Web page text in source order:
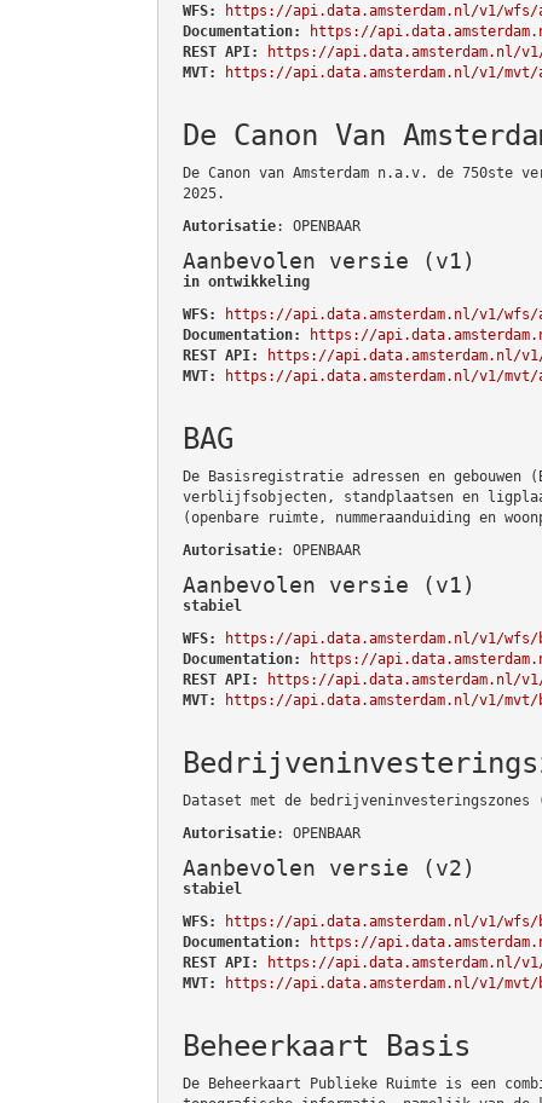
WFS:
https://api.data.amsterdam.nl/v1/
Documentation:
https://
REST API:
https://api.data.amsterdam.nl/
MVT:
https://api.data.amsterdam.nl/v1/
De Canon Van
De Canon van Amsterdam n.a.v. de 750ste
2025.
Autorisatie: OPENBAAR
Aanbevolen versie (v1)
in ontwikkeling
WFS:
https://api.data.amsterdam.nl/v1/wfs/
Documentation:
https://
REST API:
https://api.data.amsterdam.nl/v1/
MVT:
https://api.data.amsterdam.nl/v1/mvt/
BAG
De Basisregistratie adressen en gebouwen
verblijfsobjecten, standplaatsen en
(openbare ruimte, nummeraanduiding en
Autorisatie: OPENBAAR
Aanbevolen versie (v1)
stabiel
WFS:
https://api.data.amsterdam.nl/v1/wfs/
Documentation:
https://
REST API:
https://api.data.amsterdam.nl/
MVT:
https://api.data.amsterdam.nl/v1/mvt/
Dataset met de bedrijveninvesteringszones
Autorisatie: OPENBAAR
Aanbevolen versie (v2)
stabiel
WFS:
https://api.data.amsterdam.nl/v1/wfs/
Documentation:
https://
REST API:
https://api.data.amsterdam.nl/
MVT:
https://api.data.amsterdam.nl/v1/
Beheerkaart Basis
De Beheerkaart Publieke Ruimte is een